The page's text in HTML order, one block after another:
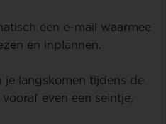
een e-mail waarmee
en inplannen.
je langskomen tijdens de
even een seintje,
- 22 dm³
/ Zak